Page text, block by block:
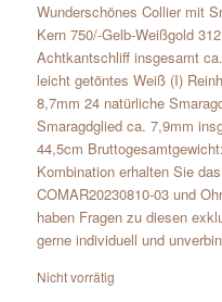
Wunderschönes Collier mit
Kern 750/-Gelb-Weißgold
Achtkantschliff insgesamt
leicht getöntes Weiß (I)
8,7mm 24 natürliche
Smaragdglied ca. 7,9mm
44,5cm
Kombination erhalten Sie
COMAR20230810-03 und
haben Fragen zu diesen
gerne individuell und
Nicht vorrätig